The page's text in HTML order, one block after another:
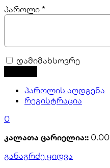
პაროლი *
დამიმახსოვრე
პაროლის აღდგენა
რეგისტრაცია
0
კალათა ცარიელია:: 0.00
განაგრძე ყიდვა